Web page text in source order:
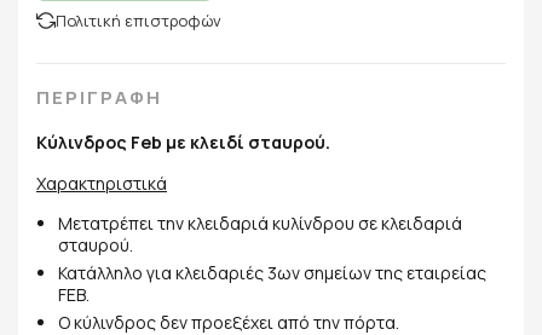
Πολιτική επιστροφών
ΠΕΡΙΓΡΑΦΗ
Κύλινδρος Feb με κλειδί σταυρού.
Χαρακτηριστικά
Μετατρέπει την κλειδαριά κυλίνδρου σε κλειδαριά
σταυρού.
Κατάλληλο για κλειδαριές 3ων σημείων της εταιρείας
FEB.
Ο κύλινδρος δεν προεξέχει από την πόρτα.